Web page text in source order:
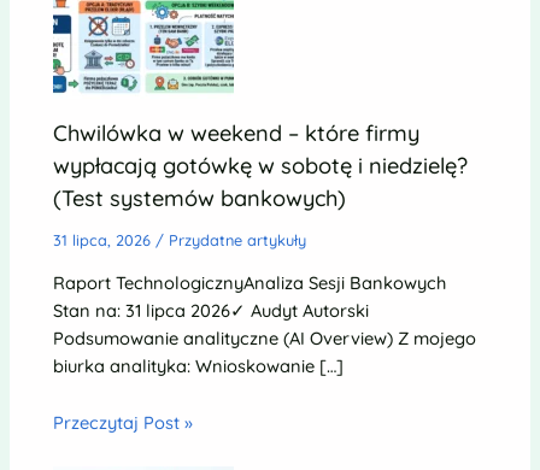
Chwilówka w weekend – które firmy
wypłacają gotówkę w sobotę i niedzielę?
(Test systemów bankowych)
31 lipca, 2026 / Przydatne artykuły
Raport TechnologicznyAnaliza Sesji Bankowych
Stan na: 31 lipca 2026✓ Audyt Autorski
Podsumowanie analityczne (AI Overview) Z mojego
biurka analityka: Wnioskowanie […]
Przeczytaj Post »